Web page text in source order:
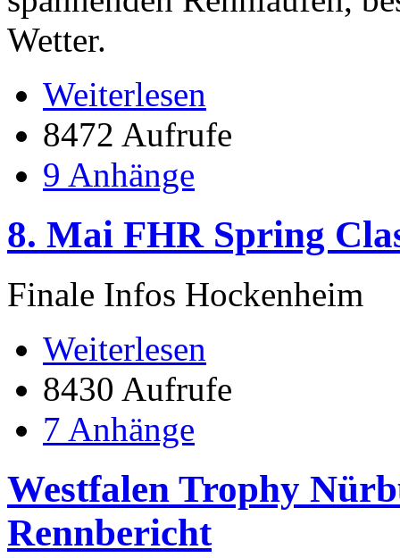
Wetter.
Weiterlesen
8472 Aufrufe
9 Anhänge
8. Mai FHR Spring
Finale Infos Hockenheim
Weiterlesen
8430 Aufrufe
7 Anhänge
Westfalen Trophy
Rennbericht